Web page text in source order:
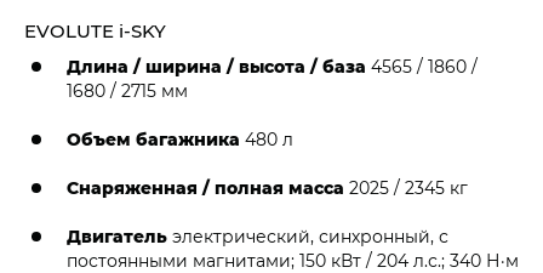
EVOLUTE i‑SKY
Длина / ширина / высота / база 4565 / 1860 /
1680 / 2715 мм
Объем багажника 480 л
Снаряженная / полная масса 2025 / 2345 кг
Двигатель электрический, синхронный, с
постоянными магнитами; 150 кВт / 204 л.с.; 340 Н·м